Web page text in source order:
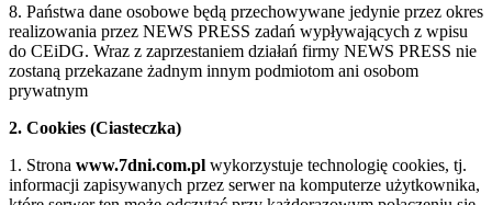
8. Państwa dane osobowe będą przechowywane jedynie przez okres
realizowania przez NEWS PRESS zadań wypływających z wpisu
do CEiDG. Wraz z zaprzestaniem działań firmy NEWS PRESS nie
zostaną przekazane żadnym innym podmiotom ani osobom
prywatnym
2. Cookies (Ciasteczka)
1. Strona www.7dni.com.pl wykorzystuje technologię cookies, tj.
informacji zapisywanych przez serwer na komputerze użytkownika,